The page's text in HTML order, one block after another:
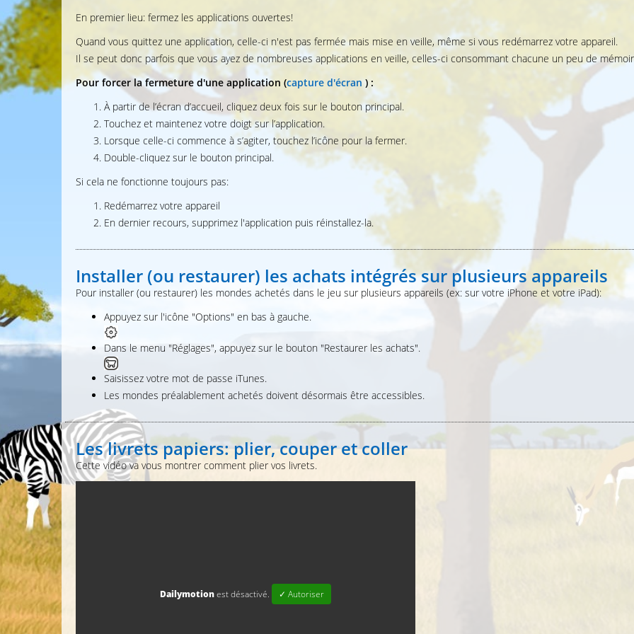
En premier lieu: fermez les applications ouvertes!
Quand vous quittez une application, celle-ci n'est pas fermée mais mise en veille, même si vous redémarrez votre appareil.
Il se peut donc parfois que vous ayez de nombreuses applications en veille, celles-ci consommant chacune un peu de
Pour forcer la fermeture d'une application (capture d'écran ) :
À partir de l’écran d’accueil, cliquez deux fois sur le bouton principal.
Touchez et maintenez votre doigt sur l’application.
Lorsque celle-ci commence à s’agiter, touchez l’icône pour la fermer.
Double-cliquez sur le bouton principal.
Si cela ne fonctionne toujours pas:
Redémarrez votre appareil
En dernier recours, supprimez l'application puis réinstallez-la.
Installer (ou restaurer) les achats intégrés sur plusieurs appareils
Pour installer (ou restaurer) les mondes achetés dans le jeu sur plusieurs appareils (ex: sur votre iPhone et votre iPad):
Appuyez sur l'icône "Options" en bas à gauche.
Dans le menu "Réglages", appuyez sur le bouton "Restaurer les achats".
Saisissez votre mot de passe iTunes.
Les mondes préalablement achetés doivent désormais être accessibles.
Les livrets papiers: plier, couper et coller
Cette vidéo va vous montrer comment plier vos livrets.
Dailymotionest désactivé. ✓ Autoriser